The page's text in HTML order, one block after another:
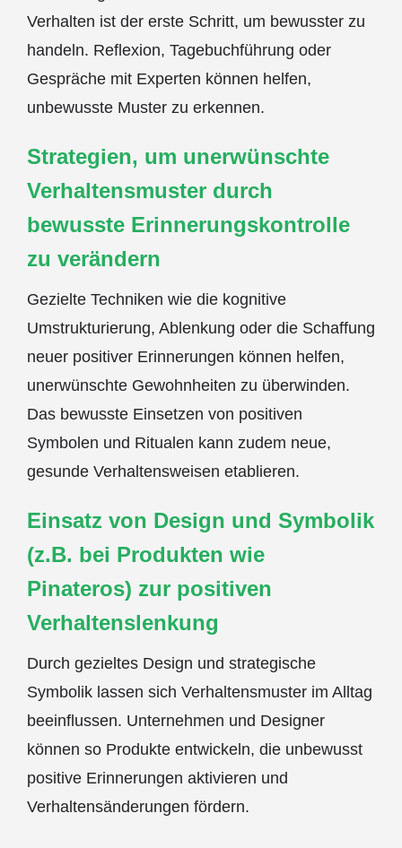
Verhalten ist der erste Schritt, um bewusster zu
handeln. Reflexion, Tagebuchführung oder
Gespräche mit Experten können helfen,
unbewusste Muster zu erkennen.
Strategien, um unerwünschte
Verhaltensmuster durch
bewusste Erinnerungskontrolle
zu verändern
Gezielte Techniken wie die kognitive
Umstrukturierung, Ablenkung oder die Schaffung
neuer positiver Erinnerungen können helfen,
unerwünschte Gewohnheiten zu überwinden.
Das bewusste Einsetzen von positiven
Symbolen und Ritualen kann zudem neue,
gesunde Verhaltensweisen etablieren.
Einsatz von Design und Symbolik
(z.B. bei Produkten wie
Pinateros) zur positiven
Verhaltenslenkung
Durch gezieltes Design und strategische
Symbolik lassen sich Verhaltensmuster im Alltag
beeinflussen. Unternehmen und Designer
können so Produkte entwickeln, die unbewusst
positive Erinnerungen aktivieren und
Verhaltensänderungen fördern.